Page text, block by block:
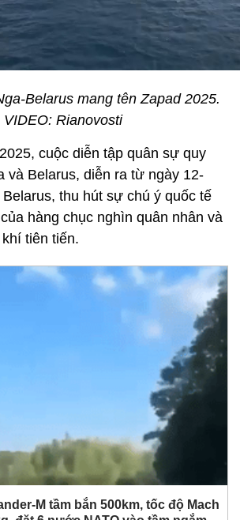
Belarus mang tên Zapad 2025.
VIDEO: Rianovosti
cuộc diễn tập quân sự quy
và Belarus, diễn ra từ ngày 12-
thu hút sự chú ý quốc tế
hàng chục nghìn quân nhân và
tiên tiến.
M tầm bắn 500km, tốc độ Mach